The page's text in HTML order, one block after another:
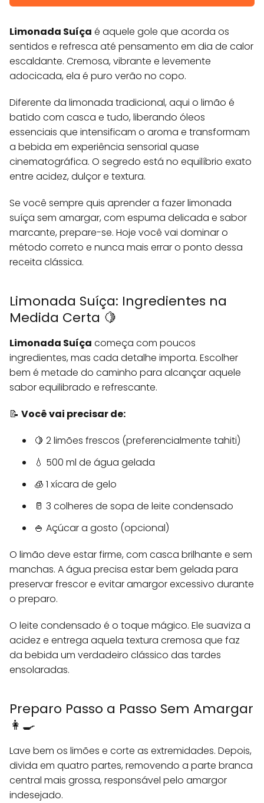
Limonada Suíça é aquele gole que acorda os
sentidos e refresca até pensamento em dia de calor
escaldante. Cremosa, vibrante e levemente
adocicada, ela é puro verão no copo.
Diferente da limonada tradicional, aqui o limão é
batido com casca e tudo, liberando óleos
essenciais que intensificam o aroma e transformam
a bebida em experiência sensorial quase
cinematográfica. O segredo está no equilíbrio exato
entre acidez, dulçor e textura.
Se você sempre quis aprender a fazer limonada
suíça sem amargar, com espuma delicada e sabor
marcante, prepare-se. Hoje você vai dominar o
método correto e nunca mais errar o ponto dessa
receita clássica.
Limonada Suíça: Ingredientes na
Medida Certa 🍋
Limonada Suíça começa com poucos
ingredientes, mas cada detalhe importa. Escolher
bem é metade do caminho para alcançar aquele
sabor equilibrado e refrescante.
📝 Você vai precisar de:
🍋 2 limões frescos (preferencialmente tahiti)
💧 500 ml de água gelada
🧊 1 xícara de gelo
🥛 3 colheres de sopa de leite condensado
🍚 Açúcar a gosto (opcional)
O limão deve estar firme, com casca brilhante e sem
manchas. A água precisa estar bem gelada para
preservar frescor e evitar amargor excessivo durante
o preparo.
O leite condensado é o toque mágico. Ele suaviza a
acidez e entrega aquela textura cremosa que faz
da bebida um verdadeiro clássico das tardes
ensolaradas.
Preparo Passo a Passo Sem Amargar
👩‍🍳
Lave bem os limões e corte as extremidades. Depois,
divida em quatro partes, removendo a parte branca
central mais grossa, responsável pelo amargor
indesejado.